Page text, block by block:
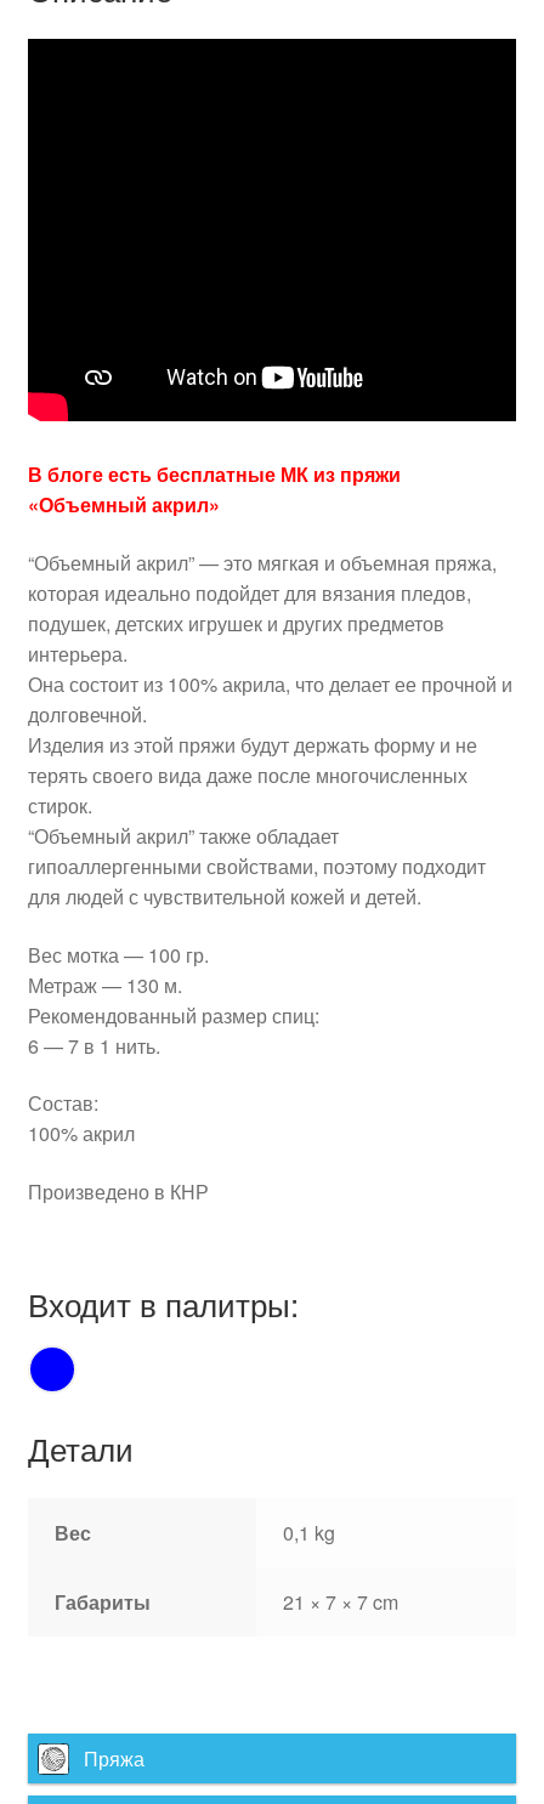
В блоге есть бесплатные МК из пряжи
«Объемный акрил»
“Объемный акрил” — это мягкая и объемная пряжа,
которая идеально подойдет для вязания пледов,
подушек, детских игрушек и других предметов
интерьера.
Она состоит из 100% акрила, что делает ее прочной и
долговечной.
Изделия из этой пряжи будут держать форму и не
терять своего вида даже после многочисленных
стирок.
“Объемный акрил” также обладает
гипоаллергенными свойствами, поэтому подходит
для людей с чувствительной кожей и детей.
Вес мотка — 100 гр.
Метраж — 130 м.
Рекомендованный размер спиц:
6 — 7 в 1 нить.
Состав:
100% акрил
Произведено в КНР
Входит в палитры:
Детали
Вес 0,1 kg
Габариты 21 × 7 × 7 cm
Пряжа